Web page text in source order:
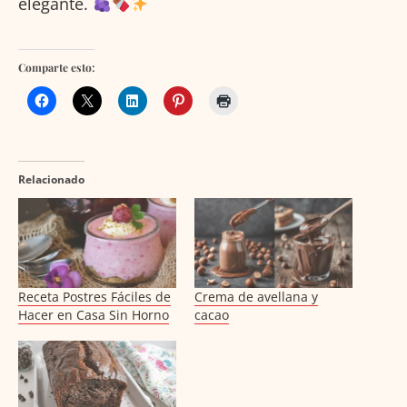
Comparte esto:
Relacionado
Receta Postres Fáciles de
Hacer en Casa Sin Horno
Crema de avellana y
cacao